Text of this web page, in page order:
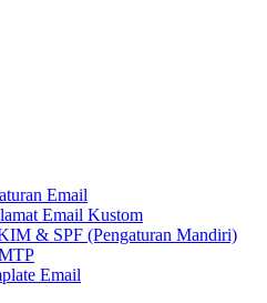
Email
Email Kustom
& SPF (Pengaturan Mandiri)
Email